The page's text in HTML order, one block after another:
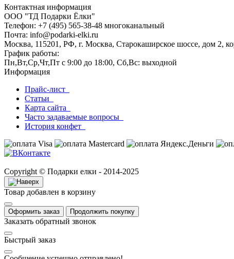
Контактная информация
ООО "ТД Подарки Ёлки"
Телефон: +7 (495) 565-38-48 многоканальный
Почта: info@podarki-elki.ru
Москва, 115201, РФ, г. Москва, Старокаширское шоссе, дом 2,
График работы:
Пн,Вт,Ср,Чт,Пт с 9:00 до 18:00, Сб,Вс: выходной
Информация
Прайс-лист
Статьи
Карта сайта
Часто задаваемые вопросы
История конфет
Copyright © Подарки елки - 2014-2025
Товар добавлен в корзину
Оформить заказ Продолжить покупку
Заказать обратный звонок
Быстрый заказ